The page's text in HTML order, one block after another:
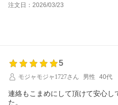
注文日：2026/03/23
5
モジャモジャ1727さん
男性 40代
連絡もこまめにして頂けて安心し
た。